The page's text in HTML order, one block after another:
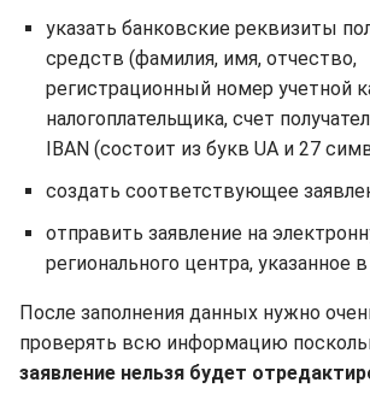
указать банковские реквизиты
средств (фамилия, имя, отчество,
регистрационный номер учетной
налогоплательщика, счет
IBAN (состоит из букв UA и 27
создать соответствующее
отправить заявление на
регионального центра, указанное
После заполнения данных нужно
проверять всю информацию
заявление нельзя будет